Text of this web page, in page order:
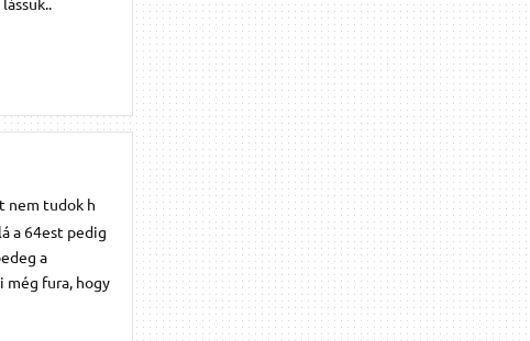
nem tudok h
a 64est pedig
a
még fura, hogy